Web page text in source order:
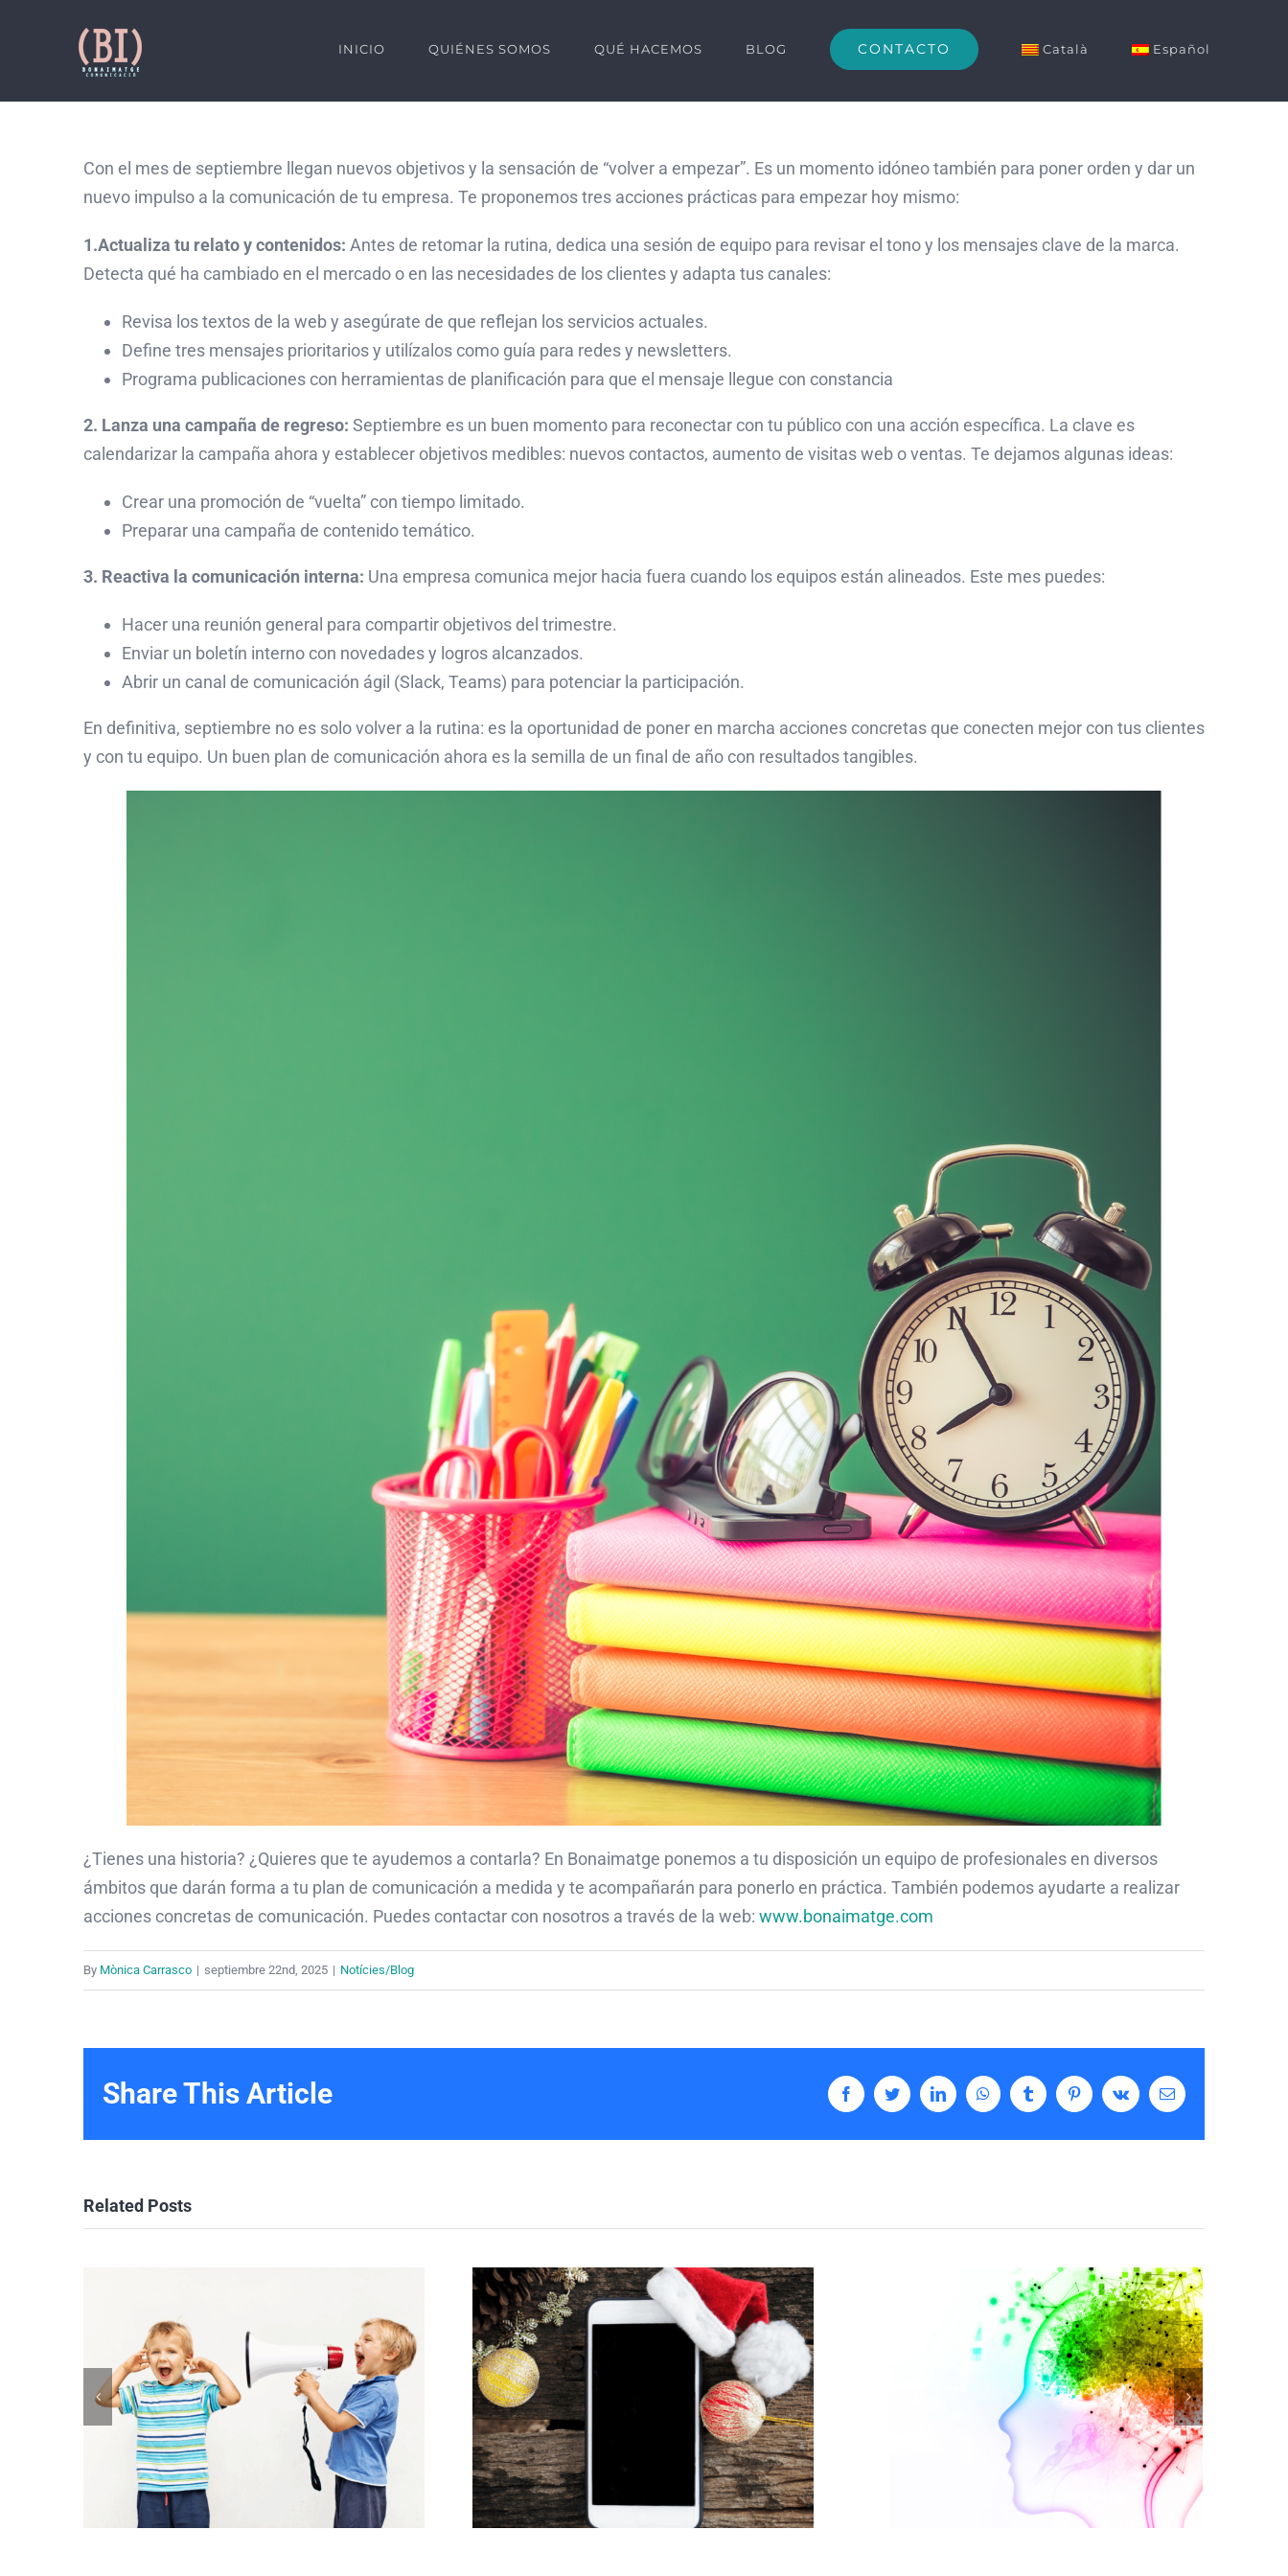
INICIO QUIÉNES SOMOS QUÉ HACEMOS BLOG CONTACTO Català Español
Con el mes de septiembre llegan nuevos objetivos y la sensación de “volver a empezar”. Es un momento idóneo también para poner orden y dar un
nuevo impulso a la comunicación de tu empresa. Te proponemos tres acciones prácticas para empezar hoy mismo:
1.Actualiza tu relato y contenidos: Antes de retomar la rutina, dedica una sesión de equipo para revisar el tono y los mensajes clave de la marca.
Detecta qué ha cambiado en el mercado o en las necesidades de los clientes y adapta tus canales:
Revisa los textos de la web y asegúrate de que reflejan los servicios actuales.
Define tres mensajes prioritarios y utilízalos como guía para redes y newsletters.
Programa publicaciones con herramientas de planificación para que el mensaje llegue con constancia
2. Lanza una campaña de regreso: Septiembre es un buen momento para reconectar con tu público con una acción específica. La clave es
calendarizar la campaña ahora y establecer objetivos medibles: nuevos contactos, aumento de visitas web o ventas. Te dejamos algunas ideas:
Crear una promoción de “vuelta” con tiempo limitado.
Preparar una campaña de contenido temático.
3. Reactiva la comunicación interna: Una empresa comunica mejor hacia fuera cuando los equipos están alineados. Este mes puedes:
Hacer una reunión general para compartir objetivos del trimestre.
Enviar un boletín interno con novedades y logros alcanzados.
Abrir un canal de comunicación ágil (Slack, Teams) para potenciar la participación.
En definitiva, septiembre no es solo volver a la rutina: es la oportunidad de poner en marcha acciones concretas que conecten mejor con tus clientes
y con tu equipo. Un buen plan de comunicación ahora es la semilla de un final de año con resultados tangibles.
¿Tienes una historia? ¿Quieres que te ayudemos a contarla? En Bonaimatge ponemos a tu disposición un equipo de profesionales en diversos
ámbitos que darán forma a tu plan de comunicación a medida y te acompañarán para ponerlo en práctica. También podemos ayudarte a realizar
acciones concretas de comunicación. Puedes contactar con nosotros a través de la web: www.bonaimatge.com
By Mònica Carrasco | septiembre 22nd, 2025 | Notícies/Blog
Share This Article FacebookTwitterLinkedInWhatsAppTumblrPinterestVk Email
Related Posts